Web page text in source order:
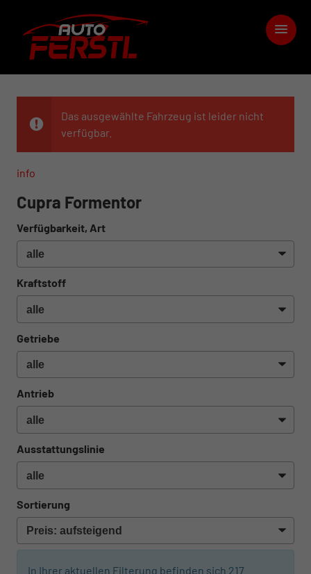
Das ausgewählte Fahrzeug ist leider nicht
verfügbar.
info
Cupra Formentor
Verfügbarkeit, Art
Kraftstoff
Getriebe
Antrieb
Ausstattungslinie
Sortierung
In Ihrer aktuellen Filterung befinden sich 217